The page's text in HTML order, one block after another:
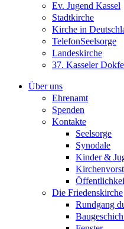
Ev. Jugend Kassel
Stadtkirche
Kirche in
TelefonSeelsorge
Landeskirche
37. Kasseler
Über uns
Ehrenamt
Spenden
Kontakte
Seelsorge
Synodale
Kinder &
Die Friedenskirche
Rundgang